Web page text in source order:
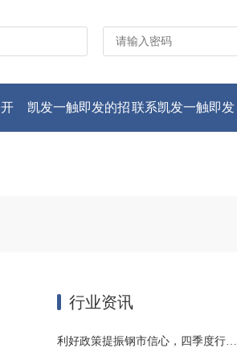
凯发一触即发的招联系凯发一触即发
行业资讯
利好政策提振钢市信心，四季度行业需求或小幅上升